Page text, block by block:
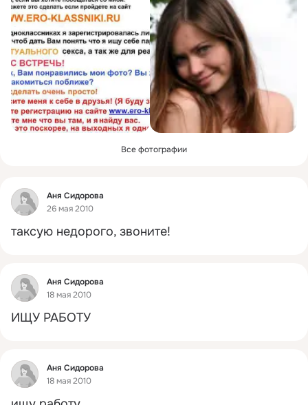
Все фотографии
Фид
Аня Сидорова
26 мая 2010
таксую недорого, звоните!
Фид
Аня Сидорова
18 мая 2010
ИЩУ РАБОТУ
Фид
Аня Сидорова
18 мая 2010